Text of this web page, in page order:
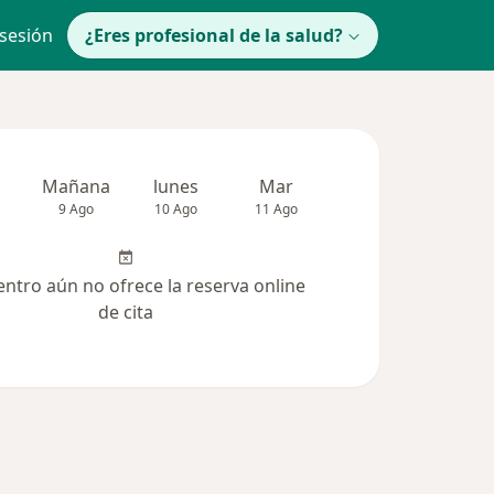
¿Eres profesional de la salud?
Mañana
9 Ago
lunes
10 Ago
Mar
11 Ago
aún no ofrece la reserva online
de cita